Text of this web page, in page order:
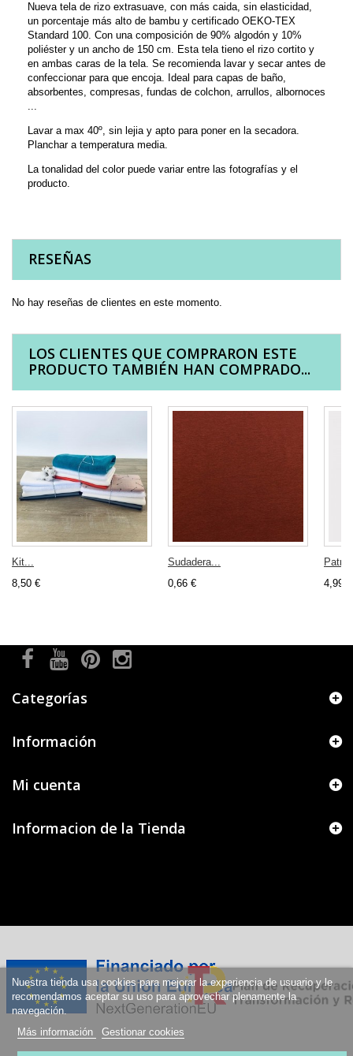
Nuestra tienda usa cookies para mejorar la experiencia de usuario y le
recomendamos aceptar su uso para aprovechar plenamente la
navegación.
Más información
Gestionar cookies
Nueva tela de rizo extrasuave, con más caida, sin elasticidad,
un porcentaje más alto de bambu y certificado OEKO-TEX
Standard 100. Con una composición de 90% algodón y 10%
poliéster y un ancho de 150 cm. Esta tela tieno el rizo cortito y
en ambas caras de la tela. Se recomienda lavar y secar antes de
confeccionar para que encoja. Ideal para capas de baño,
absorbentes, compresas, fundas de colchon, arrullos, albornoces
...
Lavar a max 40º, sin lejia y apto para poner en la secadora.
Planchar a temperatura media.
La tonalidad del color puede variar entre las fotografías y el
producto.
RESEÑAS
No hay reseñas de clientes en este momento.
LOS CLIENTES QUE COMPRARON ESTE
PRODUCTO TAMBIÉN HAN COMPRADO...
Kit...
8,50 €
Sudadera...
0,66 €
4,99 €
Categorías
Información
Mi cuenta
Informacion de la Tienda